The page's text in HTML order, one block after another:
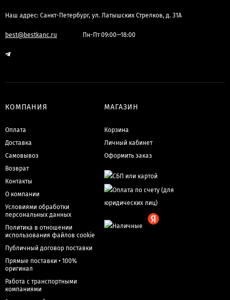
Наш адрес: Санкт-Петербург, ул. Латышских Стрелков, д. 31А
best@bestkanc.ru Пн-Пт 09:00—18:00
КОМПАНИЯ
Оплата
Доставка
Самовывоз
Возврат
Контакты
О компании
Условиями обработки
персональных данных
Политика в отношении
использования файлов cookie
Публичный договор поставки
Прямые поставки • 100%
оригинал
Работа с транспортными
компаниями
МАГАЗИН
Корзина
Личный кабинет
Оформить заказ